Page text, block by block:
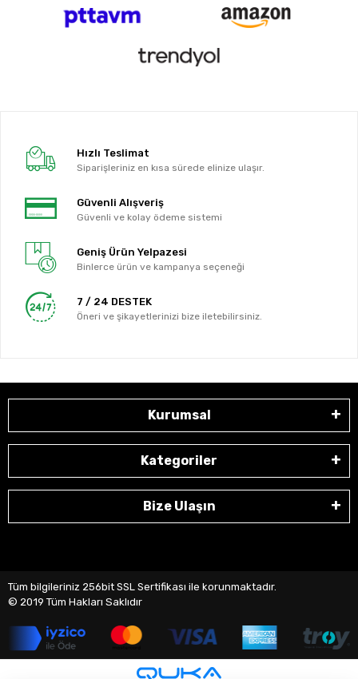
Hızlı Teslimat
Siparişleriniz en kısa sürede elinize ulaşır.
Güvenli Alışveriş
Güvenli ve kolay ödeme sistemi
Geniş Ürün Yelpazesi
Binlerce ürün ve kampanya seçeneği
7 / 24 DESTEK
Öneri ve şikayetlerinizi bize iletebilirsiniz.
Kurumsal
Kategoriler
Bize Ulaşın
Tüm bilgileriniz 256bit SSL Sertifikası ile korunmaktadır.
© 2019 Tüm Hakları Saklıdır